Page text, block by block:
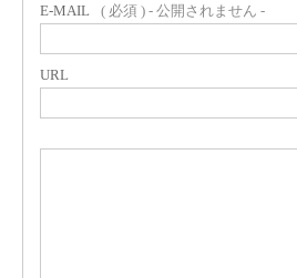
E-MAIL ( 必須 ) - 公開されません -
URL